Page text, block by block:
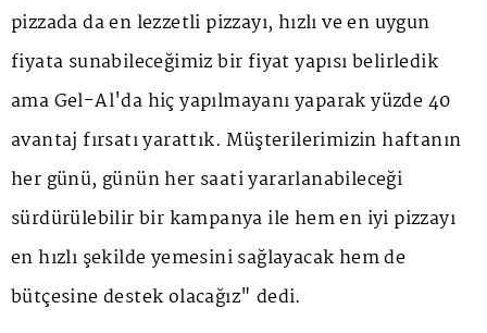
pizzada da en lezzetli pizzayı, hızlı ve en uygun
fiyata sunabileceğimiz bir fiyat yapısı belirledik
ama Gel-Al'da hiç yapılmayanı yaparak yüzde 40
avantaj fırsatı yarattık. Müşterilerimizin haftanın
her günü, günün her saati yararlanabileceği
sürdürülebilir bir kampanya ile hem en iyi pizzayı
en hızlı şekilde yemesini sağlayacak hem de
bütçesine destek olacağız" dedi.